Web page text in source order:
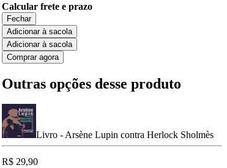
Calcular frete e prazo
Fechar
Adicionar à sacola
Adicionar à sacola
Comprar agora
Outras opções desse produto
Livro - Arsène Lupin contra Herlock Sholmès
R$ 29,90